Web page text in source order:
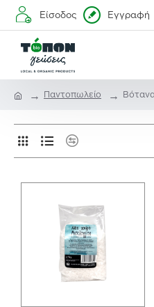
Είσοδος Εγγραφή
Παντοπωλείο